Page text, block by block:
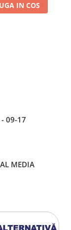
IN COS
09-17
MEDIA